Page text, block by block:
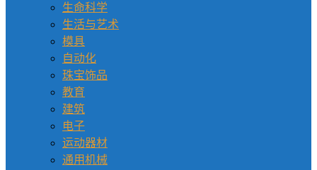
生命科学
生活与艺术
模具
自动化
珠宝饰品
教育
建筑
电子
运动器材
通用机械